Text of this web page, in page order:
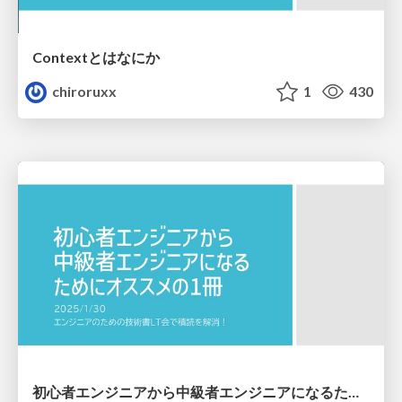
Contextとはなにか
chiroruxx
1 430